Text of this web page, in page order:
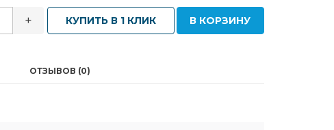
+ КУПИТЬ В 1 КЛИК В КОРЗИНУ
ОТЗЫВОВ (0)